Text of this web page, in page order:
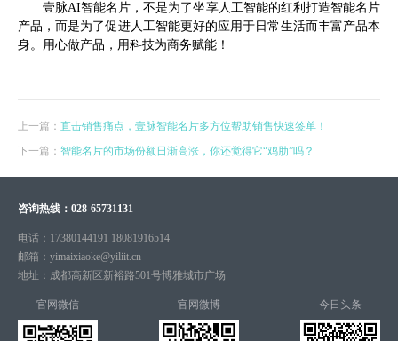
壹脉AI智能名片，不是为了坐享人工智能的红利打造智能名片
产品，而是为了促进人工智能更好的应用于日常生活而丰富产品本
身。用心做产品，用科技为商务赋能！
上一篇： 直击销售痛点，壹脉智能名片多方位帮助销售快速签单！
下一篇： 智能名片的市场份额日渐高涨，你还觉得它“鸡肋”吗？
咨询热线： 028-65731131
电话： 17380144191 18081916514
邮箱： yimaixiaoke@yiliit.cn
地址： 成都高新区新裕路501号博雅城市广场
官网微信 官网微博 今日头条